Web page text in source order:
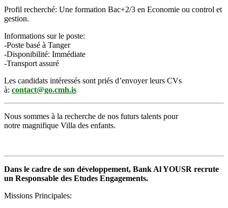
Profil recherché: Une formation Bac+2/3 en Economie ou control et
gestion.
Informations sur le poste:
-Poste basé à Tanger
-Disponibilité: Immédiate
-Transport assuré
Les candidats intéressés sont priés d’envoyer leurs CVs
à: contact@go.cmh.is
Nous sommes à la recherche de nos futurs talents pour
notre magnifique Villa des enfants.
Dans le cadre de son développement, Bank Al YOUSR recrute
un Responsable des Etudes Engagements.
Missions Principales: